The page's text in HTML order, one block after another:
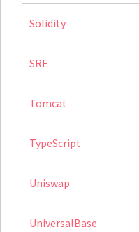
Solidity
SRE
Tomcat
TypeScript
Uniswap
UniversalBase